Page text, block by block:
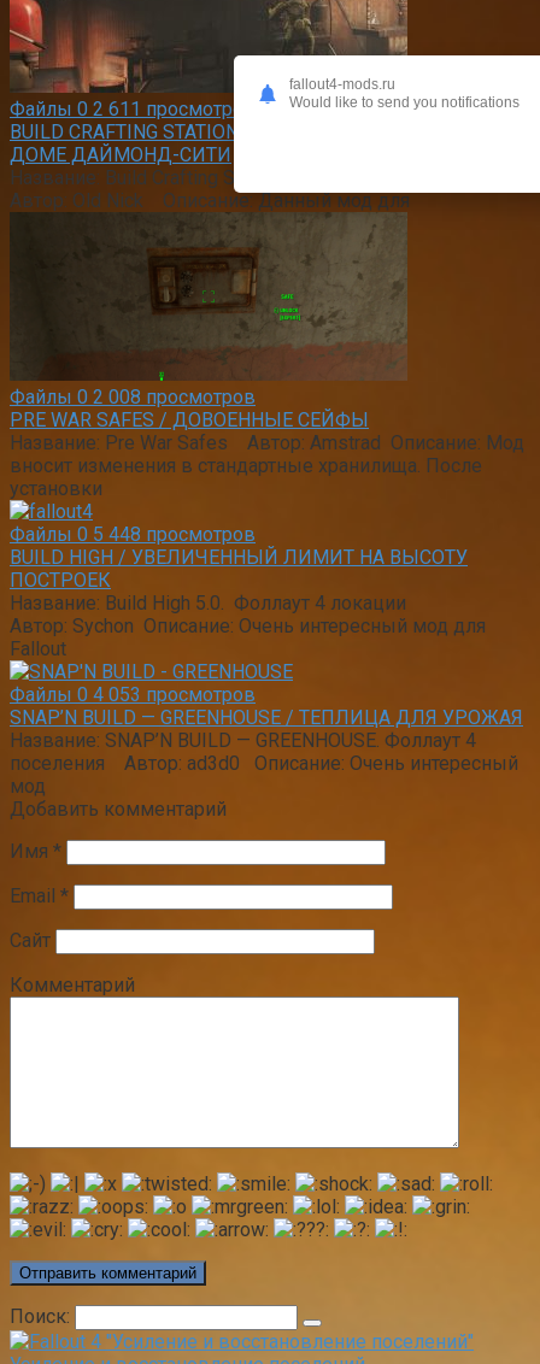
Файлы 0 2 611 просмотров
BUILD CRAFTING STATIONS / ПОЛНАЯ МАСТЕРСКАЯ В
ДОМЕ ДАЙМОНД-СИТИ
Название: Build Crafting Stations in Player Home
Автор: Old Nick Описание: Данный мод для
Файлы 0 2 008 просмотров
PRE WAR SAFES / ДОВОЕННЫЕ СЕЙФЫ
Название: Pre War Safes Автор: Amstrad Описание: Мод
вносит изменения в стандартные хранилища. После
установки
Файлы 0 5 448 просмотров
BUILD HIGH / УВЕЛИЧЕННЫЙ ЛИМИТ НА ВЫСОТУ
ПОСТРОЕК
Название: Build High 5.0. Фоллаут 4 локации
Автор: Sychon Описание: Очень интересный мод для
Fallout
Файлы 0 4 053 просмотров
SNAP’N BUILD — GREENHOUSE / ТЕПЛИЦА ДЛЯ УРОЖАЯ
Название: SNAP’N BUILD — GREENHOUSE. Фоллаут 4
поселения Автор: ad3d0 Описание: Очень интересный
мод
Добавить комментарий
Имя *
Email *
Сайт
Комментарий
Поиск:
fallout4-mods.ru
Would like to send you notifications